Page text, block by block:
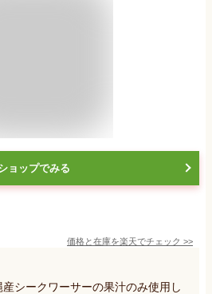
ョップでみる
価格と在庫を楽天でチェック >>
シークワーサーの果汁のみ使用し